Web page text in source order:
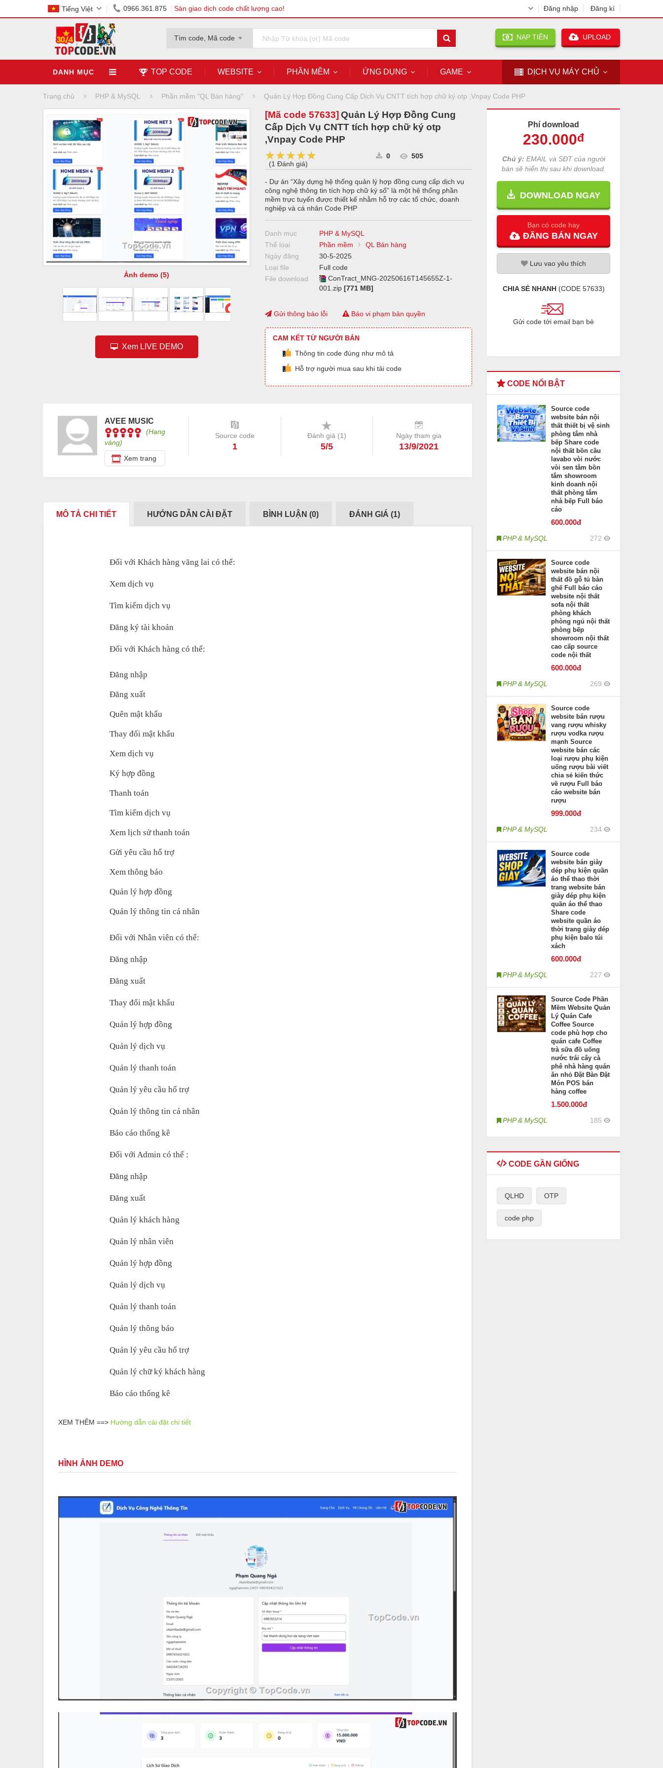
Tiếng Việt 0966.361.875 Sàn giao dịch code chất lượng cao! Đăng nhập Đăng kí
Tìm code, Mã code NẠP TIỀN UPLOAD
DANH MỤC TOP CODE WEBSITE PHẦN MỀM ỨNG DỤNG GAME DỊCH VỤ MÁY CHỦ
Trang chủ PHP & MySQL Phần mềm "QL Bán hàng" Quản Lý Hợp Đồng Cung Cấp Dịch Vụ CNTT tích hợp chữ ký otp ,Vnpay Code PHP
Ảnh demo (5)
Xem LIVE DEMO
[Mã code 57633] Quản Lý Hợp Đồng Cung
Cấp Dịch Vụ CNTT tích hợp chữ ký otp
,Vnpay Code PHP
★★★★★
★★★★★
★★★★★
(1 Đánh giá)
0 505
- Dự án “Xây dựng hệ thống quản lý hợp đồng cung cấp dịch vụ
công nghệ thông tin tích hợp chữ ký số” là một hệ thống phần
mềm trực tuyến được thiết kế nhằm hỗ trợ các tổ chức, doanh
nghiệp và cá nhân Code PHP
Danh mục
PHP & MySQL
Thể loại
Phần mềm
QL Bán hàng
Ngày đăng
30-5-2025
Loại file
Full code
File download
ConTract_MNG-20250616T145655Z-1-
001.zip [771 MB]
Gửi thông báo lỗi Báo vi phạm bản quyền
CAM KẾT TỪ NGƯỜI BÁN
Thông tin code đúng như mô tả
Hỗ trợ người mua sau khi tải code
AVEE MUSIC
(Hạng
vàng)
Xem trang
Source code
1
Đánh giá (1)
5/5
Ngày tham gia
13/9/2021
MÔ TẢ CHI TIẾT HƯỚNG DẪN CÀI ĐẶT BÌNH LUẬN (0) ĐÁNH GIÁ (1)
Đối với Khách hàng vãng lai có thể:
Xem dịch vụ
Tìm kiếm dịch vụ
Đăng ký tài khoản
Đối với Khách hàng có thể:
Đăng nhập
Đăng xuất
Quên mật khẩu
Thay đổi mật khẩu
Xem dịch vụ
Ký hợp đồng
Thanh toán
Tìm kiếm dịch vụ
Xem lịch sử thanh toán
Gửi yêu cầu hổ trợ
Xem thông báo
Quản lý hợp đồng
Quản lý thông tin cá nhân
Đối với Nhân viên có thể:
Đăng nhập
Đăng xuất
Thay đổi mật khẩu
Quản lý hợp đồng
Quản lý dịch vụ
Quản lý thanh toán
Quản lý yêu cầu hổ trợ
Quản lý thông tin cá nhân
Báo cáo thống kê
Đối với Admin có thể :
Đăng nhập
Đăng xuất
Quản lý khách hàng
Quản lý nhân viên
Quản lý hợp đồng
Quản lý dịch vụ
Quản lý thanh toán
Quản lý thông báo
Quản lý yêu cầu hổ trợ
Quản lý chữ ký khách hàng
Báo cáo thống kê
XEM THÊM ==> Hướng dẫn cài đặt chi tiết
HÌNH ẢNH DEMO
Phí download
230.000đ
Chú ý: EMAIL và SĐT của người
bán sẽ hiển thị sau khi download.
DOWNLOAD NGAY
Bạn có code hay
ĐĂNG BÁN NGAY
Lưu vao yêu thích
CHIA SẺ NHANH(CODE 57633)
Gửi code tới email bạn bè
CODE NỔI BẬT
Source code
website bán nội
thất thiết bị vệ sinh
phòng tắm nhà
bếp Share code
nội thất bồn cầu
lavabo vòi nước
vòi sen tắm bồn
tắm showroom
kinh doanh nội
thất phòng tắm
nhà bếp Full báo
cáo
600.000đ
PHP & MySQL 272
Source code
website bán nội
thất đồ gỗ tủ bàn
ghế Full báo cáo
website nội thất
sofa nội thất
phòng khách
phòng ngủ nội thất
phòng bếp
showroom nội thất
cao cấp source
code nội thất
600.000đ
PHP & MySQL 269
Source code
website bán rượu
vang rượu whisky
rượu vodka rượu
mạnh Source
website bán các
loại rượu phụ kiện
uống rượu bài viết
chia sẻ kiến thức
về rượu Full báo
cáo website bán
rượu
999.000đ
PHP & MySQL 234
Source code
website bán giày
dép phụ kiện quần
áo thể thao thời
trang website bán
giày dép phụ kiện
quần áo thể thao
Share code
website quần áo
thời trang giày dép
phụ kiện balo túi
xách
600.000đ
PHP & MySQL 227
Source Code Phần
Mềm Website Quản
Lý Quán Cafe
Coffee Source
code phù hợp cho
quán cafe Coffee
trà sữa đồ uống
nước trái cây cà
phê nhà hàng quán
ăn nhỏ Đặt Bàn Đặt
Món POS bán
hàng coffee
1.500.000đ
PHP & MySQL 185
CODE GẦN GIỐNG
QLHD OTP
code php